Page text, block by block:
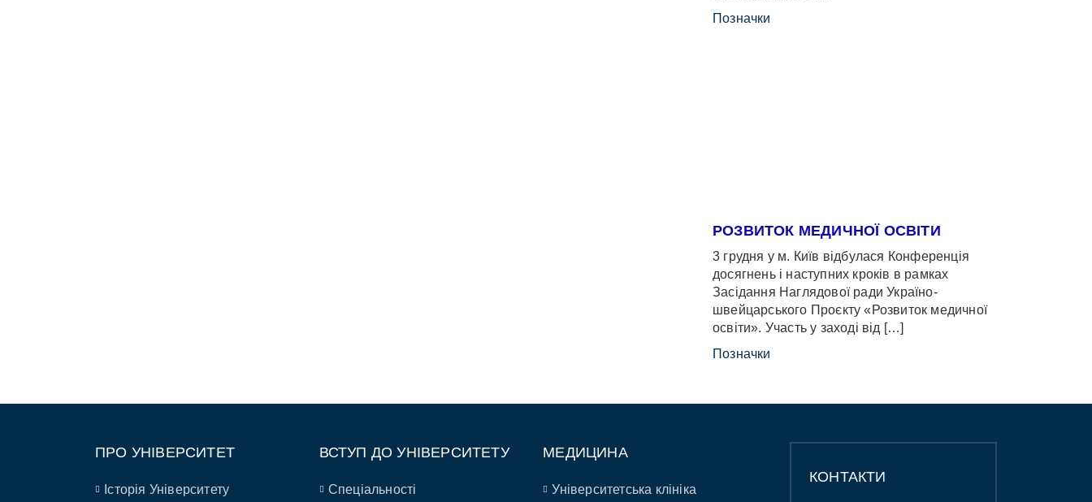
Позначки
РОЗВИТОК МЕДИЧНОЇ ОСВІТИ
3 грудня у м. Київ відбулася Конференція
досягнень і наступних кроків в рамках
Засідання Наглядової ради Україно-
швейцарського Проєкту «Розвиток медичної
освіти». Участь у заході від […]
Позначки
ПРО УНІВЕРСИТЕТ
Історія Університету
ВСТУП ДО УНІВЕРСИТЕТУ
Спеціальності
МЕДИЦИНА
Університетська клініка
КОНТАКТИ